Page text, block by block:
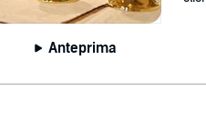
Anteprima